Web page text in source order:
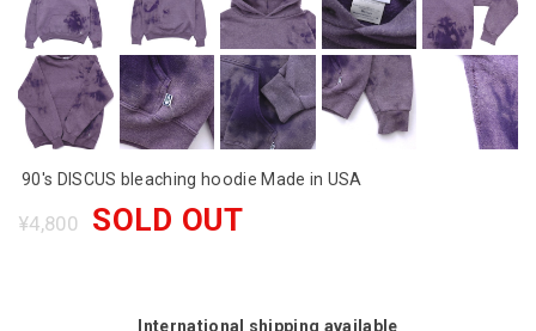
90's DISCUS bleaching hoodie Made in USA
¥4,800 SOLD OUT
International shipping available